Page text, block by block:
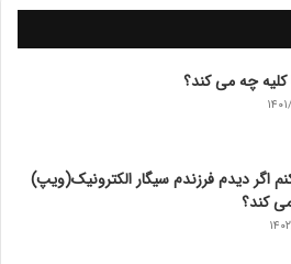
کلیه چه می کند؟
۳۰
اگر دیدم فرزندم سیگار الکترونیک(ویپ)
کند؟
۱۲